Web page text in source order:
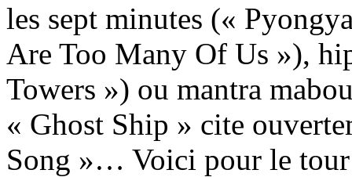
les sept minutes («
Are Too Many Of Us »),
Towers ») ou mantra
« Ghost Ship » cite
Song »… Voici pour le